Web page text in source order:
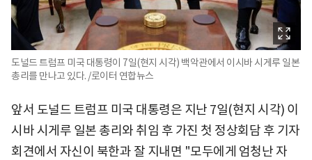
도널드 트럼프 미국 대통령이 7일(현지 시각) 백악관에서 이시바 시게루 일본
총리를 만나고 있다. /로이터 연합뉴스
앞서 도널드 트럼프 미국 대통령은 지난 7일(현지 시각) 이
시바 시게루 일본 총리와 취임 후 가진 첫 정상회담 후 기자
회견에서 자신이 북한과 잘 지내면 "모두에게 엄청난 자